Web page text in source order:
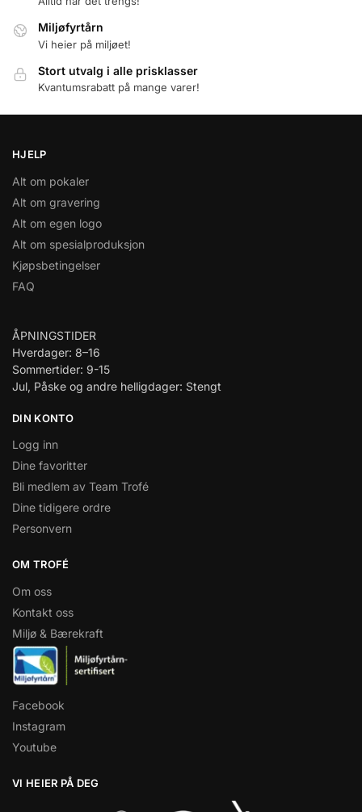
Miljøfyrtårn
Vi heier på miljøet!
Stort utvalg i alle prisklasser
Kvantumsrabatt på mange varer!
HJELP
Alt om pokaler
Alt om gravering
Alt om egen logo
Alt om spesialproduksjon
Kjøpsbetingelser
FAQ
ÅPNINGSTIDER
Hverdager: 8–16
Sommertider: 9-15
Jul, Påske og andre helligdager: Stengt
DIN KONTO
Logg inn
Dine favoritter
Bli medlem av Team Trofé
Dine tidigere ordre
Personvern
OM TROFÉ
Om oss
Kontakt oss
Miljø & Bærekraft
Facebook
Instagram
Youtube
VI HEIER PÅ DEG